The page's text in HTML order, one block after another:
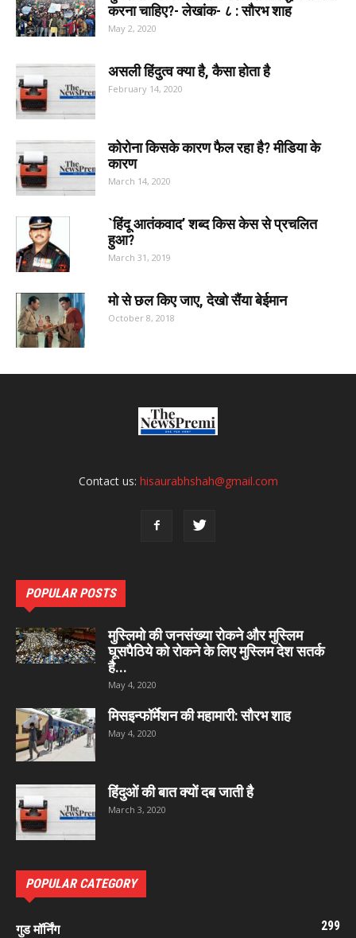
करना चाहिए?- लेखांक- ८ : सौरभ शाह
May 2, 2020
असली हिंदुत्व क्या है, कैसा होता है
February 14, 2020
कोरोना किसके कारण फैल रहा है? मीडिया के
कारण
March 14, 2020
`हिंदू आतंकवाद’ शब्द किस केस से प्रचलित
हुआ?
March 31, 2019
मो से छल किए जाए, देखो सैंया बेईमान
October 8, 2018
Contact us: hisaurabhshah@gmail.com
POPULAR POSTS
मुस्लिमो की जनसंख्या रोकने और मुस्लिम
घूसपैठिये को रोकने के लिए मुस्लिम देश सतर्क
है...
May 4, 2020
मिसइन्फॉर्मेशन की महामारी: सौरभ शाह
May 4, 2020
हिंदुओं की बात क्यों दब जाती है
March 3, 2020
POPULAR CATEGORY
गुड मॉर्निंग 299